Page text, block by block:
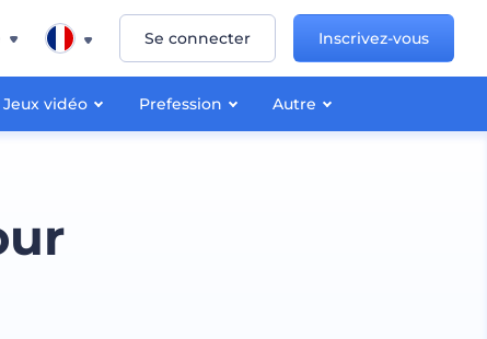
Jeux vidéo Prefession Autre
Se connecter Inscrivez-vous